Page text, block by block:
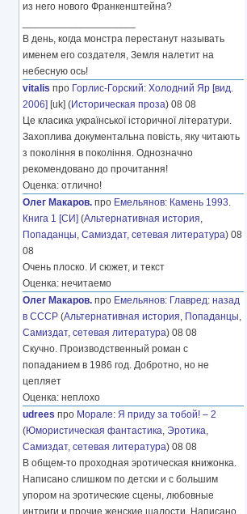
из него нового Франкенштейна?
В день, когда монстра перестанут называть
именем его создателя, Земля налетит на
небесную ось!
vitalis про Горлис-Горский: Холодний Яр [вид.
2006] [uk] (Историческая проза) 08 08
Це класика української історичної літератури.
Захоплива документальна повість, яку читають
з покоління в покоління. Однозначно
рекомендовано до прочитання!
Оценка: отлично!
Олег Макаров. про Емельянов: Камень 1993.
Книга 1 [СИ] (Альтернативная история,
Попаданцы, Самиздат, сетевая литература) 08
08
Очень плоско. И сюжет, и текст
Оценка: нечитаемо
Олег Макаров. про Емельянов: Главред: назад
в СССР (Альтернативная история, Попаданцы,
Самиздат, сетевая литература) 08 08
Скучно. Производственный роман с
попаданием в 1986 год. Добротно, но не
цепляет
Оценка: неплохо
udrees про Морале: Я приду за тобой! – 2
(Юмористическая фантастика, Эротика,
Самиздат, сетевая литература) 08 08
В общем-то проходная эротическая книжонка.
Написано слишком по детски и с большим
упором на эротические сцены, любовные